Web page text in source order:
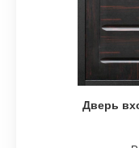
Дверь